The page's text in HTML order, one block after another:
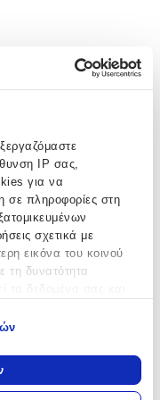
IP σας,
για να
σε πληροφορίες στη
σχετικά με
εικόνα του κοινού
τη δυνατότητα
με τη γεωγραφική
ακριβείς σε